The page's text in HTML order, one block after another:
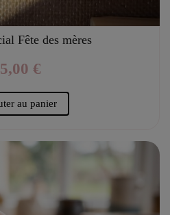
Fête des mères
€
au panier